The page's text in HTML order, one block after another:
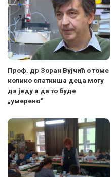
Проф. др Зоран Вујчић о томе
колико слаткиша деца могу
да једу а да то буде
„умерено“